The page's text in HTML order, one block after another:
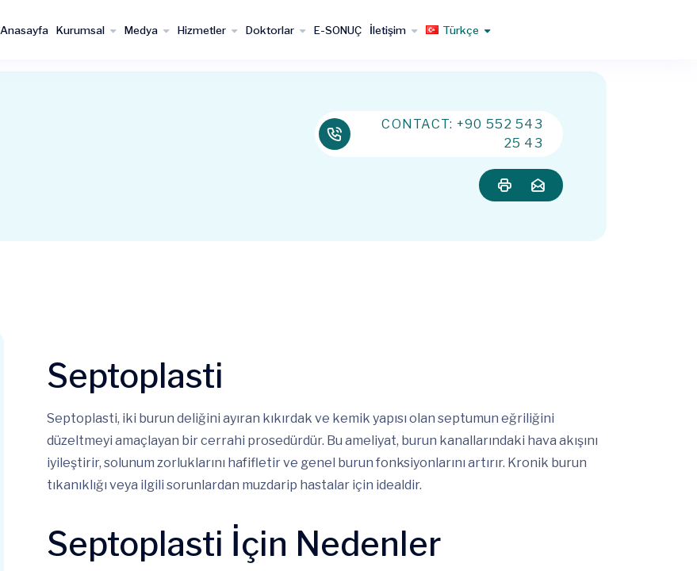
Anasayfa Kurumsal Medya Hizmetler Doktorlar E-SONUÇ İletişim Türkçe
CONTACT: +90 552 543
25 43
Septoplasti
Septoplasti, iki burun deliğini ayıran kıkırdak ve kemik yapısı olan septumun eğriliğini
düzeltmeyi amaçlayan bir cerrahi prosedürdür. Bu ameliyat, burun kanallarındaki hava akışını
iyileştirir, solunum zorluklarını hafifletir ve genel burun fonksiyonlarını artırır. Kronik burun
tıkanıklığı veya ilgili sorunlardan muzdarip hastalar için idealdir.
Septoplasti İçin Nedenler